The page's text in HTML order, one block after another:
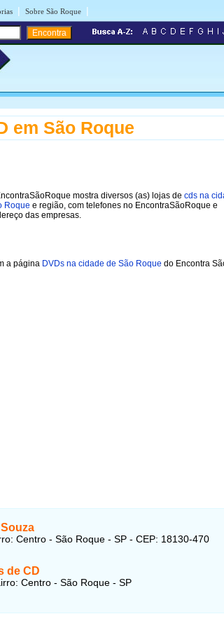
| Sobre São Roque |
em São Roque
mostra diversos (as) lojas de cds na
Roque e região, com telefones no EncontraSãoRoque e
das empresas.
a página DVDs na cidade de São Roque do Encontra
Centro - São Roque - SP - CEP: 18130-470
de CD
Centro - São Roque - SP